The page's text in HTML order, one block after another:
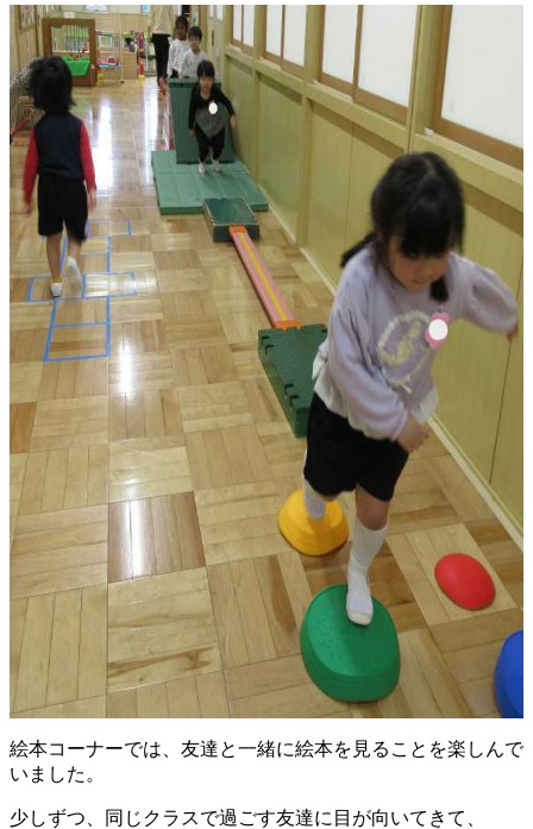
絵本コーナーでは、友達と一緒に絵本を見ることを楽しんで
いました。
少しずつ、同じクラスで過ごす友達に目が向いてきて、